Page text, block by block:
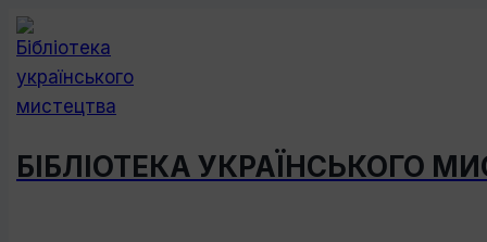
Перейти
до
вмісту
БІБЛІОТЕКА УКРАЇНСЬКОГО